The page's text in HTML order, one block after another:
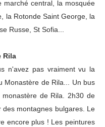
marché central, la mosquée
la Rotonde Saint George, la
Russe, St Sofia...
Rila
n'avez pas vraiment vu la
Monastère de Rila... Un bus
de Rila. 2h30 de
montagnes bulgares. Le
encore plus ! Les peintures